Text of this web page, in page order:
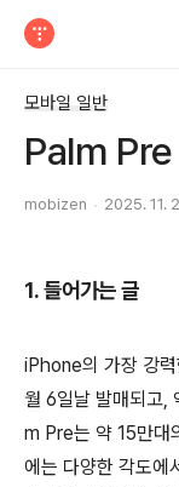
모바일 일반
Palm
mobizen 2025. 11.
1. 들어가는 글
iPhone의 가장 강
월 6일날 발매되고,
m Pre는 약 15만대
에는 다양한 각도에